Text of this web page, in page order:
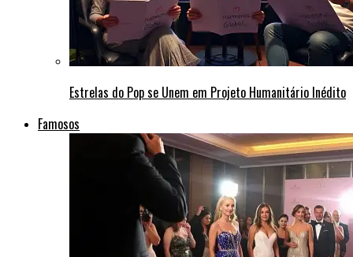
Estrelas do Pop se Unem em Projeto Humanitário Inédito
Famosos